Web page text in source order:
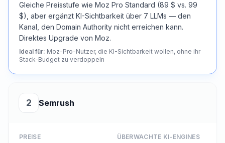
Gleiche Preisstufe wie Moz Pro Standard (89 $ vs. 99
$), aber ergänzt KI-Sichtbarkeit über 7 LLMs — den
Kanal, den Domain Authority nicht erreichen kann.
Direktes Upgrade von Moz.
Ideal für: Moz-Pro-Nutzer, die KI-Sichtbarkeit wollen, ohne ihr
Stack-Budget zu verdoppeln
2 Semrush
PREISE ÜBERWACHTE KI-ENGINES